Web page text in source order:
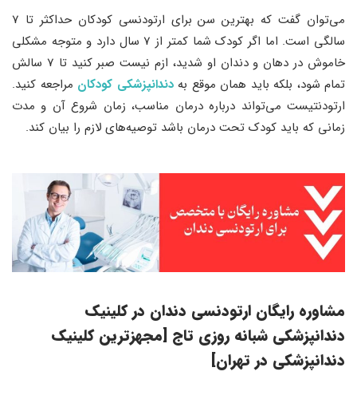
می‌توان گفت که بهترین سن برای ارتودنسی کودکان حداکثر تا 7
سالگی است. اما اگر کودک شما کمتر از 7 سال دارد و متوجه مشکلی
خاموش در دهان و دندان او شدید، ازم نیست صبر کنید تا 7 سالش
تمام شود، بلکه باید همان موقع بهدندانپزشکی کودکان مراجعه کنید.
ارتودنتیست می‌تواند درباره درمان مناسب، زمان شروع آن و مدت
زمانی که باید کودک تحت درمان باشد توصیه‌های لازم را بیان کند.
مشاوره رایگان ارتودنسی دندان در کلینیک
دندانپزشکی شبانه روزی تاج [مجهزترین کلینیک
دندانپزشکی در تهران]